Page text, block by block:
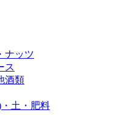
ナッツ
ス
酒類
土・肥料